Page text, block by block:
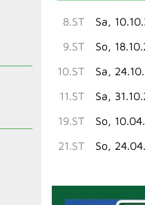
8.ST Sa,
9.ST
So,
10.ST
Sa,
11.ST
Sa,
19.ST
So,
21.ST
So,